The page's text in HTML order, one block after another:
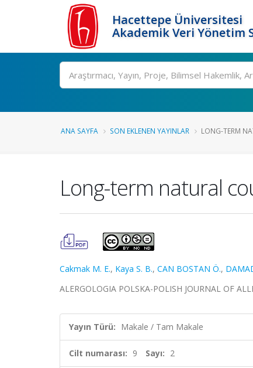
Hacettepe Üniversitesi
Akademik Veri Yönetim
Ara
ANA SAYFA SON EKLENEN YAYINLAR LONG-TERM
Long-term natural
Cakmak M. E., Kaya S. B., CAN BOSTAN Ö.,
ALERGOLOGIA POLSKA-POLISH JOURNAL OF
Yayın Türü: Makale / Tam Makale
Cilt numarası: 9 Sayı: 2